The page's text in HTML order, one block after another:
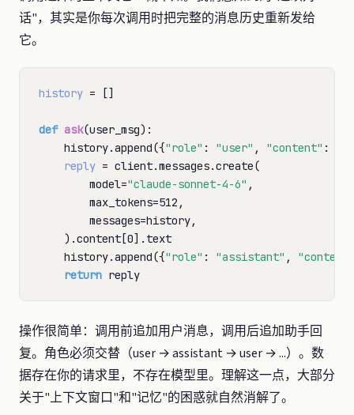
话"，其实是你每次调用时把完整的消息历史重新发给
它。
history = []
def ask(user_msg):
    history.append({
"role" : "user" , "content" :
reply = client.messages.create(
        model
="claude-sonnet-4-6" ,
        max_tokens
=512,
        messages
=history,
    ).content[0].text
    history.append({
"role" : "assistant" , "content"
return
操作很简单：调用前追加用户消息，调用后追加助手回
复。角色必须交替（user → assistant → user → ...）。数
据存在你的请求里，不存在模型里。理解这一点，大部分
关于"上下文窗口"和"记忆"的困惑就自然消解了。